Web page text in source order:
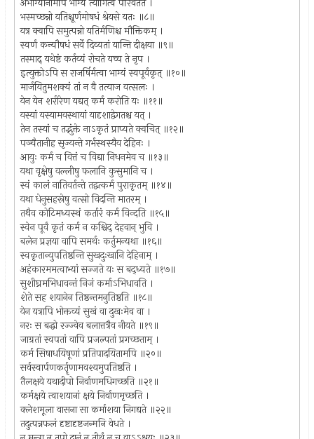
भस्मच्छन्नो यतिश्चूर्णमोषधं श्रेयसे यतः ॥८॥
यत्र क्वापि समुत्पन्नो यतिर्मणिश्च मौक्तिकम् ।
स्वर्णं कन्यौषधं सर्वे दिव्यतां यान्ति दीक्षया ॥९॥
तस्माद् यथेष्टं कर्तव्यं रोचते यच्च ते नृप ।
इत्युक्तोऽपि स राजर्षिर्मत्वा भाग्यं स्वपूर्वकृत् ॥१०॥
मार्जयितुमशक्यं तां न वै तत्याज वत्सलः ।
येन येन शरीरेण यद्यत् कर्म करोति यः ॥११॥
यस्यां यस्यामवस्थायां यादृशाद्वेगतश्च यत् ।
तेन तस्यां च तद्भुंक्ते नाऽकृतं प्राप्यते क्वचित् ॥१२॥
पञ्चैतानीह सृज्यन्ते गर्भस्थस्यैव देहिनः ।
आयुः कर्म च वित्तं च विद्या निधनमेव च ॥१३॥
यथा वृक्षेषु वल्लीषु फलानि कुसुमानि च ।
स्वं कालं नातिवर्तन्ते तद्वत्कर्म पुराकृतम् ॥१४॥
यथा धेनुसहस्रेषु वत्सो विदन्ति मातरम् ।
तथैव कोटिमध्यस्थं कर्तारं कर्म विन्दति ॥१५॥
स्वेन पूर्वं कृतं कर्म न कश्चिद् देहवान् भुवि ।
बलेन प्रज्ञया वापि समर्थः कर्तुमन्यथा ॥१६॥
स्वकृतान्युपतिष्ठन्ति सुखदुःखानि देहिनाम् ।
अहंकारममत्वाभ्यां सज्जते यः स बद्ध्यते ॥१७॥
सुशीघ्रमभिधावन्तं निजं कर्माऽभिधावति ।
शेते सह शयानेन तिष्ठन्तमनुतिष्ठति ॥१८॥
येन यत्रापि भोक्तव्यं सुखं वा दुखःमेव वा ।
नरः स बद्धो रज्ज्वेव बलात्तत्रैव नीयते ॥१९॥
जाग्रतां स्वपतां वापि प्रजल्पतां प्रगच्छताम् ।
कर्म सिषाधयिषूणां प्रतिपादयितामपि ॥२०॥
सर्वस्वार्पणकर्तॄणामवश्यमुपतिष्ठति ।
तैलक्षये यथादीपो निर्वाणमधिगच्छति ॥२१॥
कर्मक्षये त्वाशयानां क्षये निर्वाणमृच्छति ।
क्लेशमूला वासना सा कर्माशया निगद्यते ॥२२॥
तदुत्पन्नफलं दृष्टादृष्टजन्मनि वेधते ।